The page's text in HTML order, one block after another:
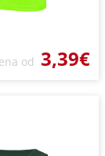
od 3,39€